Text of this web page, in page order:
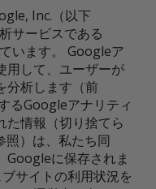
Inc.（以下
サービスである
います。 Googleア
用して、ユーザーが
分析します（前
るGoogleアナリティ
た情報（切り捨てら
照）は、私たち同
Googleに保存されま
サイトの利用状況を